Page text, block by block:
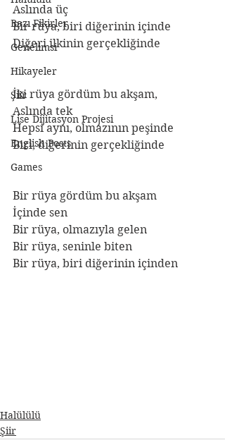
Bazı Fikirler
Genelimsi
Hikayeler
Şiir
Lise Dijitasyon Projesi
English Posts
Games
Aslında üç
Bir rüya, biri diğerinin içinde
Diğeri ilkinin gerçekliğinde
İki rüya gördüm bu akşam,
Aslında tek
Hepsi aynı, olmazının peşinde
Biri, diğerinin gerçekliğinde
Bir rüya gördüm bu akşam
İçinde sen
Bir rüya, olmazıyla gelen
Bir rüya, seninle biten
Bir rüya, biri diğerinin içinden
Halülülü
Şiir